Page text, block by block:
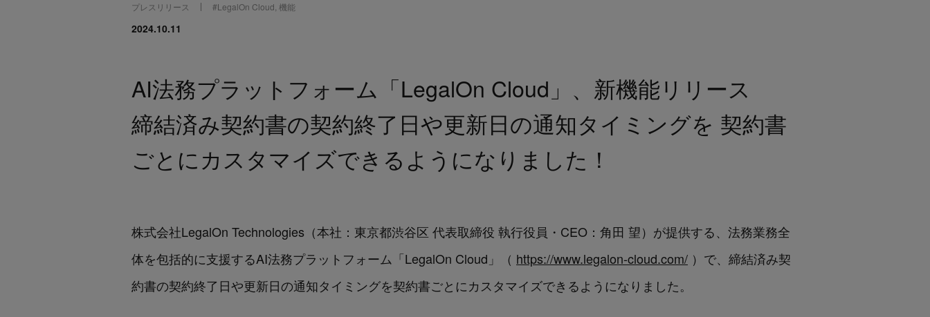
プレスリリース #LegalOn Cloud 機能
2024.10.11
AI法務プラットフォーム「LegalOn Cloud」、新機能リリース
締結済み契約書の契約終了日や更新日の通知タイミングを 契約書
ごとにカスタマイズできるようになりました！
株式会社LegalOn Technologies（本社：東京都渋谷区 代表取締役 執行役員・CEO：角田 望）が提供する、法務業務全
体を包括的に支援するAI法務プラットフォーム「LegalOn Cloud」（ https://www.legalon-cloud.com/ ）で、締結済み契
約書の契約終了日や更新日の通知タイミングを契約書ごとにカスタマイズできるようになりました。